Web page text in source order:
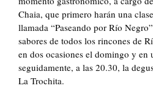
Chaia, que primero harán una
llamada “Paseando por Río
sabores de todos los rincones de
en dos ocasiones el domingo y en
seguidamente, a las 20.30, la
La Trochita.